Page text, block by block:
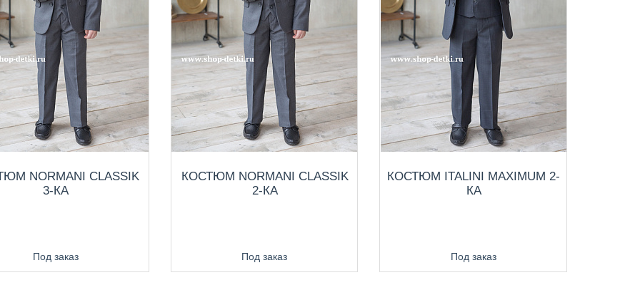
NORMANI CLASSIK
3-КА
Под заказ
КОСТЮМ NORMANI CLASSIK
2-КА
Под заказ
КОСТЮМ ITALINI MAXIMUM 2-
КА
Под заказ